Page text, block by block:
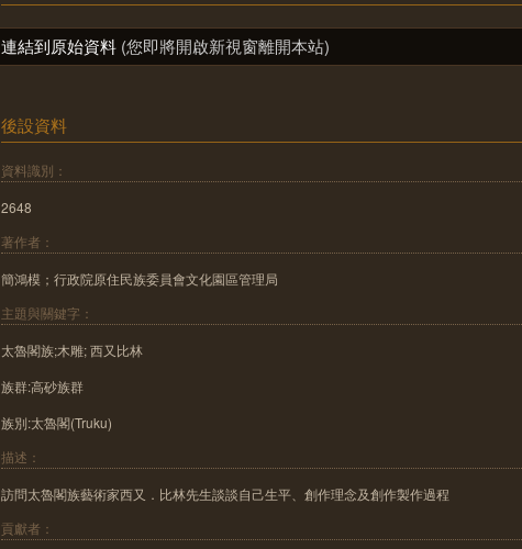
連結到原始資料 (您即將開啟新視窗離開本站)
後設資料
資料識別：
2648
著作者：
簡鴻模；行政院原住民族委員會文化園區管理局
主題與關鍵字：
太魯閣族;木雕; 西又比林
族群:高砂族群
族別:太魯閣(Truku)
描述：
訪問太魯閣族藝術家西又．比林先生談談自己生平、創作理念及創作製作過程
貢獻者：